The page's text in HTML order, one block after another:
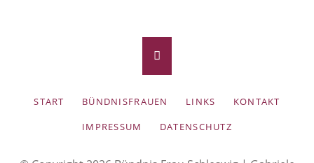
NAVIGATION
START BÜNDNISFRAUEN LINKS
KONTAKT
IMPRESSUM
DATENSCHUTZ